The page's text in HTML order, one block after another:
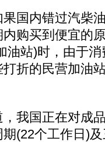
内错过汽柴
购买到便宜的
油站)时，由于
折的民营加油
国正在对成
(22个工作日)